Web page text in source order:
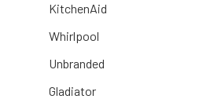
KitchenAid
Whirlpool
Unbranded
Gladiator